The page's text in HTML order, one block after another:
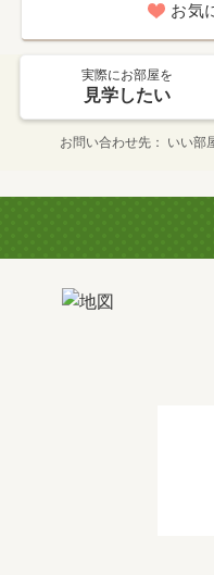
お気
実際にお部屋を
見学したい
お問い合わせ先 いい部